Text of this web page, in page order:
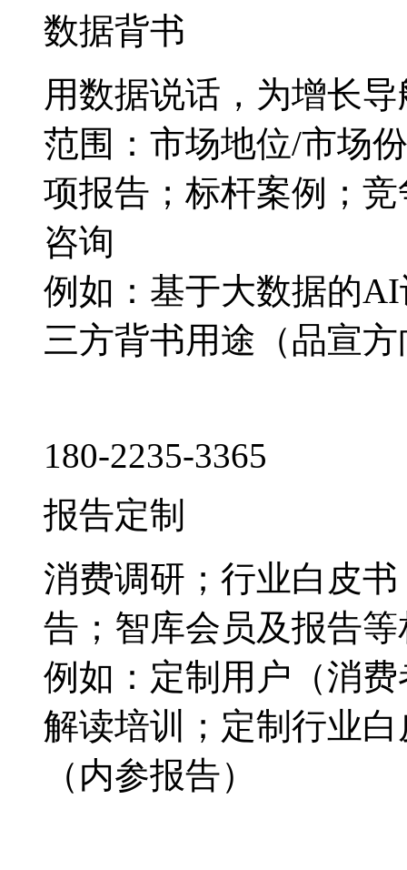
数据背书
用数据说话，为增长导
范围：市场地位/市场
项报告；标杆案例；
咨询
例如：基于大数据的
三方背书用途（品宣
180-2235-3365
报告定制
消费调研；行业白皮
告；智库会员及报告
例如：定制用户（消
解读培训；定制行业
（内参报告）